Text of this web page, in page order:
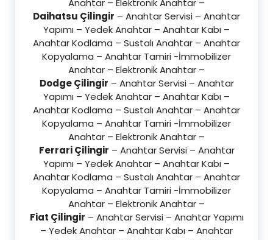
Anahtar – Elektronik Anahtar –
Daihatsu Çilingir – Anahtar Servisi – Anahtar
Yapımı – Yedek Anahtar – Anahtar Kabı –
Anahtar Kodlama – Sustalı Anahtar – Anahtar
Kopyalama – Anahtar Tamiri -İmmobilizer
Anahtar – Elektronik Anahtar –
Dodge Çilingir – Anahtar Servisi – Anahtar
Yapımı – Yedek Anahtar – Anahtar Kabı –
Anahtar Kodlama – Sustalı Anahtar – Anahtar
Kopyalama – Anahtar Tamiri -İmmobilizer
Anahtar – Elektronik Anahtar –
Ferrari Çilingir – Anahtar Servisi – Anahtar
Yapımı – Yedek Anahtar – Anahtar Kabı –
Anahtar Kodlama – Sustalı Anahtar – Anahtar
Kopyalama – Anahtar Tamiri -İmmobilizer
Anahtar – Elektronik Anahtar –
Fiat Çilingir – Anahtar Servisi – Anahtar Yapımı
– Yedek Anahtar – Anahtar Kabı – Anahtar